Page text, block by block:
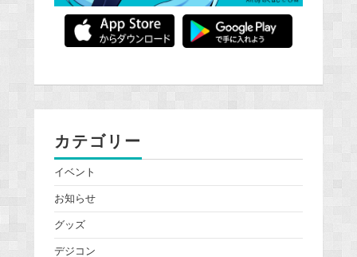
カテゴリー
イベント
お知らせ
グッズ
デジコン